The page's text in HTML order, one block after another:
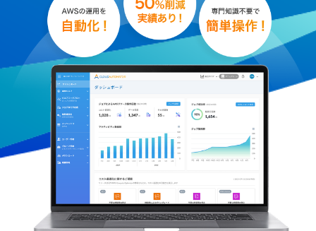
マニュアルページ
解説動画
よくあるご質問
運用ノウハウ紹介
開発ロードマップ